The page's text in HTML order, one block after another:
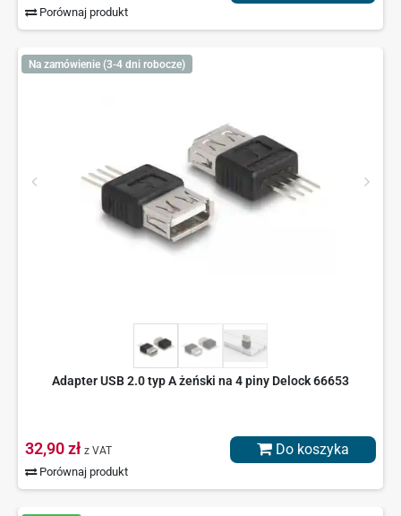
Porównaj produkt
Na zamówienie (3-4 dni robocze)
Adapter USB 2.0 typ A żeński na 4 piny Delock 66653
32,90 zł z VAT
Porównaj produkt
Do koszyka